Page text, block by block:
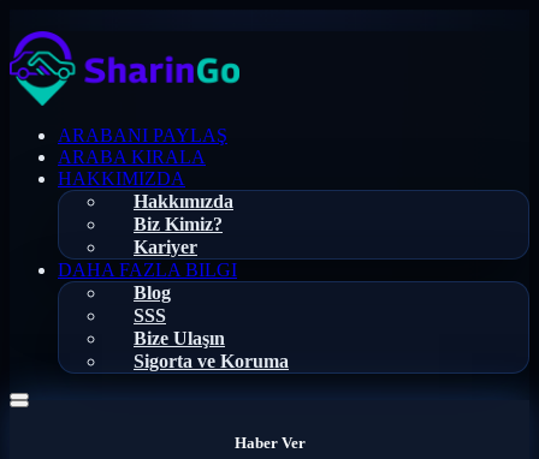
ARABANI PAYLAŞ
ARABA KIRALA
HAKKIMIZDA
Hakkımızda
Biz Kimiz?
Kariyer
DAHA FAZLA BILGI
Blog
SSS
Bize Ulaşın
Sigorta ve Koruma
Haber Ver